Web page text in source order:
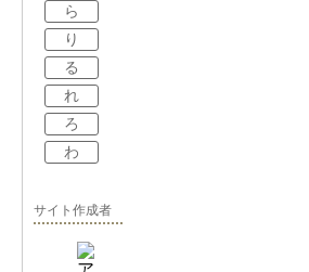
ら
り
る
れ
ろ
わ
サイト作成者